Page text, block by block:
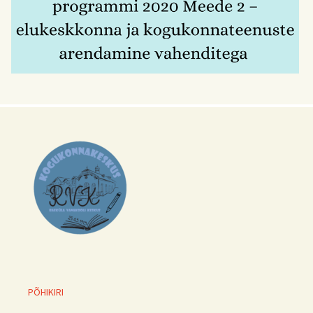
PÕHIKIRI